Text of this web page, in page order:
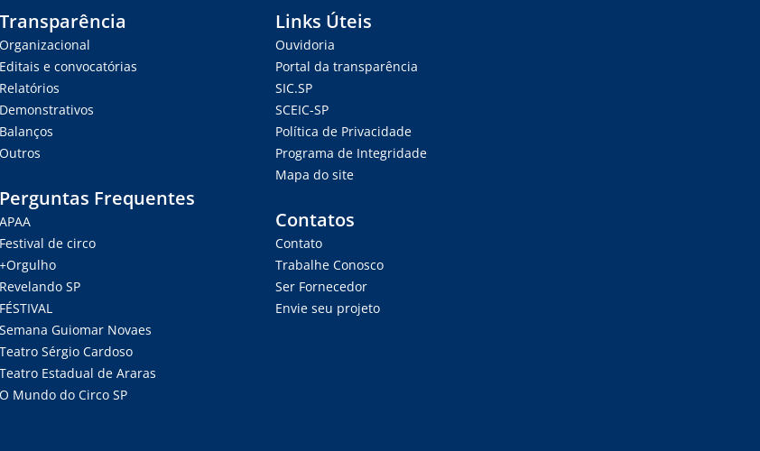
Transparência
Organizacional
Editais e convocatórias
Relatórios
Demonstrativos
Balanços
Outros
Perguntas Frequentes
APAA
Festival de circo
+Orgulho
Revelando SP
FÉSTIVAL
Semana Guiomar Novaes
Teatro Sérgio Cardoso
Teatro Estadual de Araras
O Mundo do Circo SP
Links Úteis
Ouvidoria
Portal da transparência
SIC.SP
SCEIC-SP
Política de Privacidade
Programa de Integridade
Mapa do site
Contatos
Contato
Trabalhe Conosco
Ser Fornecedor
Envie seu projeto